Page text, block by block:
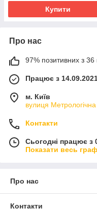
Купити
Про нас
97% позитивних з 36
Працює з
м. Київ
вулиця
Контакти
Сьогодні працює з
Показати весь
Про нас
Контакти